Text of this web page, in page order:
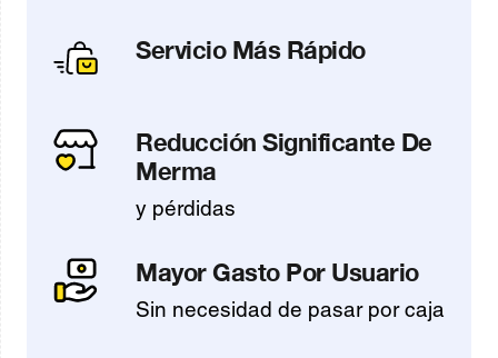
Servicio Más Rápido
Reducción Significante De
Merma
y pérdidas
Mayor Gasto Por Usuario
Sin necesidad de pasar por caja